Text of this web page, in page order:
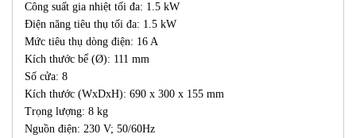
Công suất gia nhiệt tối đa: 1.5 kW
Điện năng tiêu thụ tối đa: 1.5 kW
Mức tiêu thụ dòng điện: 16 A
Kích thước bể (Ø): 111 mm
Số cửa: 8
Kích thước (WxDxH): 690 x 300 x 155 mm
Trọng lượng: 8 kg
Nguồn điện: 230 V; 50/60Hz